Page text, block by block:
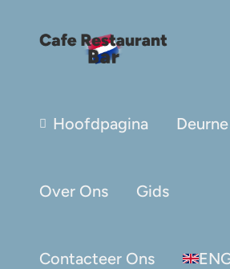
Hoofdpagina Deurne
Over Ons Gids
Contacteer Ons